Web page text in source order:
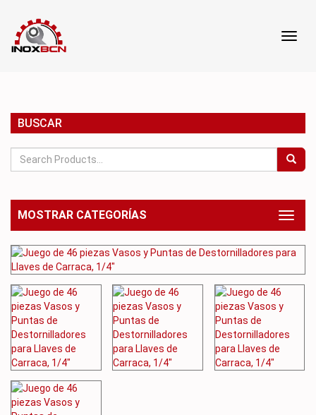
BUSCAR
MOSTRAR CATEGORÍAS
Toggle